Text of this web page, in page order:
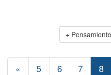
+
« 5 6 7 8